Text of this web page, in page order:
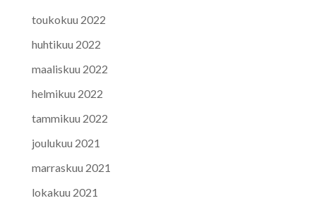
toukokuu 2022
huhtikuu 2022
maaliskuu 2022
helmikuu 2022
tammikuu 2022
joulukuu 2021
marraskuu 2021
lokakuu 2021